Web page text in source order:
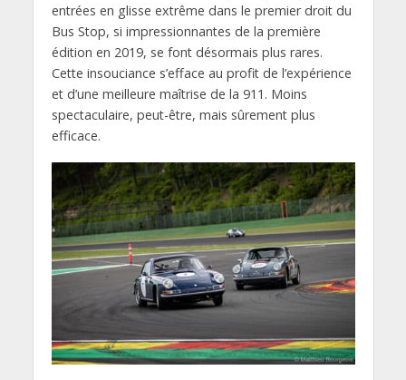
entrées en glisse extrême dans le premier droit du
Bus Stop, si impressionnantes de la première
édition en 2019, se font désormais plus rares.
Cette insouciance s’efface au profit de l’expérience
et d’une meilleure maîtrise de la 911. Moins
spectaculaire, peut-être, mais sûrement plus
efficace.